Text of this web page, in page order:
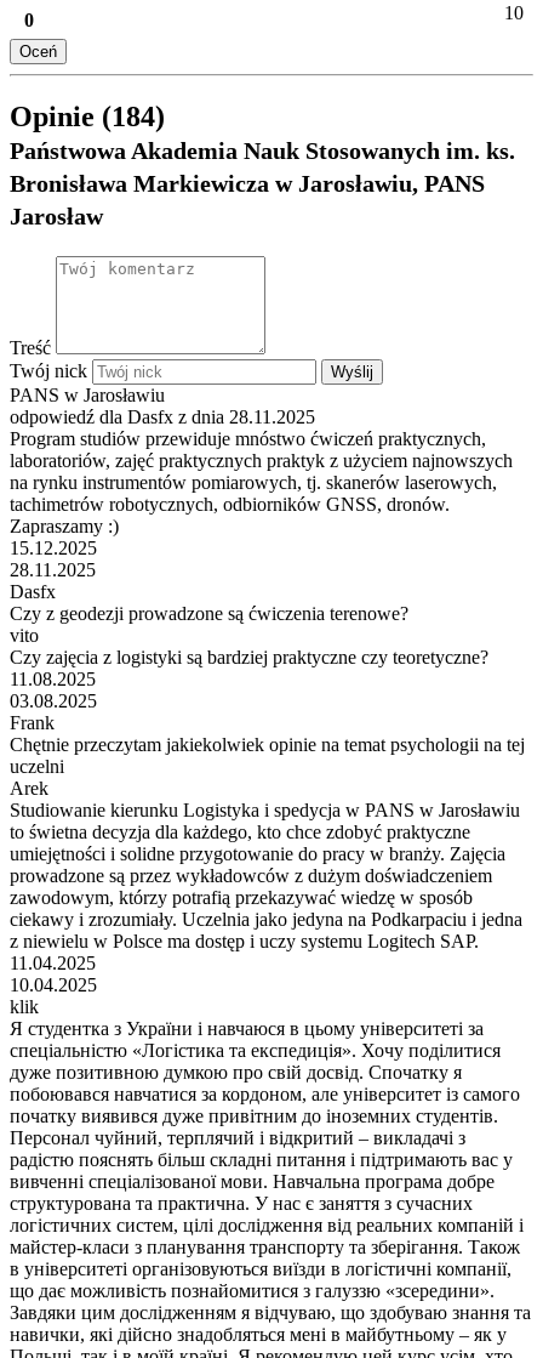
0 10
Oceń
Opinie (184)
Państwowa Akademia Nauk Stosowanych im. ks.
Bronisława Markiewicza w Jarosławiu, PANS
Jarosław
Treść
Twój nick
Wyślij
PANS w Jarosławiu
odpowiedź dla Dasfx z dnia 28.11.2025
Program studiów przewiduje mnóstwo ćwiczeń praktycznych,
laboratoriów, zajęć praktycznych praktyk z użyciem najnowszych
na rynku instrumentów pomiarowych, tj. skanerów laserowych,
tachimetrów robotycznych, odbiorników GNSS, dronów.
Zapraszamy :)
15.12.2025
28.11.2025
Dasfx
Czy z geodezji prowadzone są ćwiczenia terenowe?
vito
Czy zajęcia z logistyki są bardziej praktyczne czy teoretyczne?
11.08.2025
03.08.2025
Frank
Chętnie przeczytam jakiekolwiek opinie na temat psychologii na tej
uczelni
Arek
Studiowanie kierunku Logistyka i spedycja w PANS w Jarosławiu
to świetna decyzja dla każdego, kto chce zdobyć praktyczne
umiejętności i solidne przygotowanie do pracy w branży. Zajęcia
prowadzone są przez wykładowców z dużym doświadczeniem
zawodowym, którzy potrafią przekazywać wiedzę w sposób
ciekawy i zrozumiały. Uczelnia jako jedyna na Podkarpaciu i jedna
z niewielu w Polsce ma dostęp i uczy systemu Logitech SAP.
11.04.2025
10.04.2025
klik
Я студентка з України і навчаюся в цьому університеті за
спеціальністю «Логістика та експедиція». Хочу поділитися
дуже позитивною думкою про свій досвід. Спочатку я
побоювався навчатися за кордоном, але університет із самого
початку виявився дуже привітним до іноземних студентів.
Персонал чуйний, терплячий і відкритий – викладачі з
радістю пояснять більш складні питання і підтримають вас у
вивченні спеціалізованої мови. Навчальна програма добре
структурована та практична. У нас є заняття з сучасних
логістичних систем, цілі дослідження від реальних компаній і
майстер-класи з планування транспорту та зберігання. Також
в університеті організовуються виїзди в логістичні компанії,
що дає можливість познайомитися з галуззю «зсередини».
Завдяки цим дослідженням я відчуваю, що здобуваю знання та
навички, які дійсно знадобляться мені в майбутньому – як у